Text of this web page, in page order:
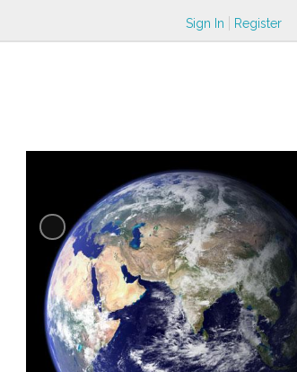
Sign In Register
Previous